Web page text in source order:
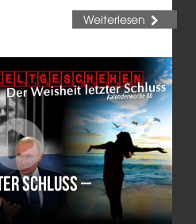
Weiterlesen
Schluss –